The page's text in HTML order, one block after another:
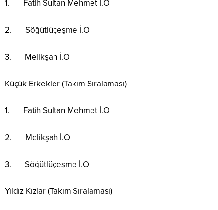
1. Fatih Sultan Mehmet İ.O
2. Söğütlüçeşme İ.O
3. Melikşah İ.O
Küçük Erkekler (Takım Sıralaması)
1. Fatih Sultan Mehmet İ.O
2. Melikşah İ.O
3. Söğütlüçeşme İ.O
Yıldız Kızlar (Takım Sıralaması)